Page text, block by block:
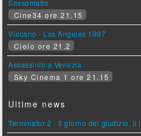
Sessomatto
Cine34 ore 21.15
Vulcano - Los Angeles 1997
Cielo ore 21.2
Assassinio a Venezia
Sky Cinema 1 ore 21.15
Ultime news
Terminator 2 - Il giorno del giudizio, il